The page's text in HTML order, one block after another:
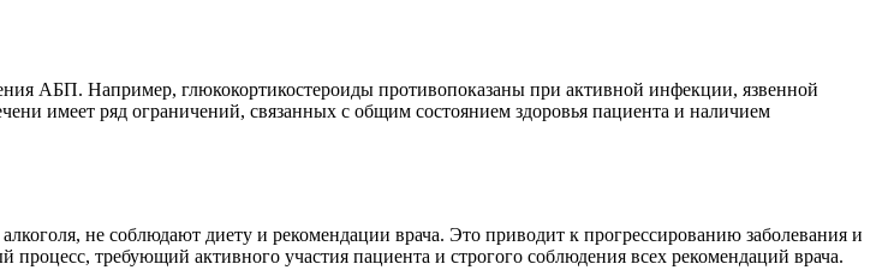
АБП. Например, глюкокортикостероиды противопоказаны при активной инфекции, язвенной
имеет ряд ограничений, связанных с общим состоянием здоровья пациента и наличием
не соблюдают диету и рекомендации врача. Это приводит к прогрессированию заболевания и
требующий активного участия пациента и строгого соблюдения всех рекомендаций врача.